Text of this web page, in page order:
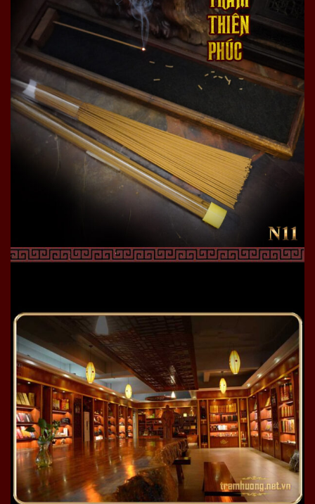
Thiên Phúc Onplaza nhận làm hương trầm theo hình
dáng, dạng bột/ nén/nụ/tháp… quí vị mong muốn.
Trầm Thiên Phúc Onplaza cam kết quí vị được mắt
thấy, tay sờ, mũi ngửi từng loại nguyên liệu.
Hương trầm sản xuất theo quy trình truyền thống,
nguyên liệu trầm hương loại 1 nguyên chất.
Sản phẩm đầy đủ giấy kiểm nghiệm, chứng nhận
chất lượng
=> Sản phẩm được người sử dụng ưa chuộng để dâng
tam bảo, dâng đấng gia tiên:Cây hương trầm Thiên
Ưu điểm khi mua hương trầm tại Thiên Phúc
Onplaza
Được trực tiếp kiểm tra quy trình sản xuất, set up
nguyên liệu theo ý, yêu cầu tỷ lệ trầm theo mong
muốn.
Tự tay sờ, ngửi mùi hường, kiểm tra để kiểm chứng
Một số hình ảnh sản phẩm hương trầm nguyên
chất tại hương trầm Thiên Phúc Onplaza được
khách hàng ưa thích